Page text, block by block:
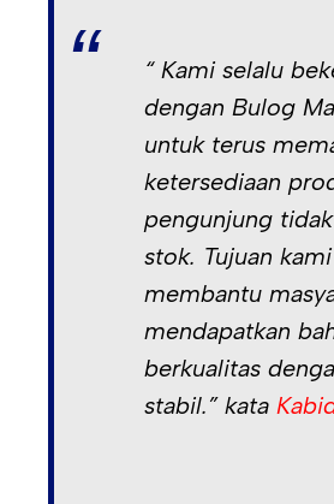
“ Kami selalu
dengan Bulog
untuk terus
ketersediaan
pengunjung
stok. Tujuan
membantu
mendapatkan
berkualitas
stabil.” kata